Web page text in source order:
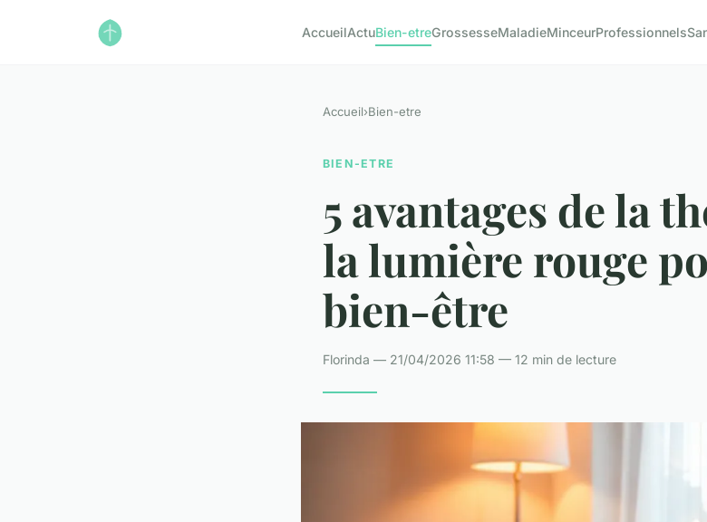
AccueilActuBien-etreGrossesseMaladieMinceurProfessionnels
Accueil›Bien-etre
BIEN-ETRE
5 avantages de la
la lumière rouge
bien-être
Florinda — 21/04/2026 11:58 — 12 min de lecture